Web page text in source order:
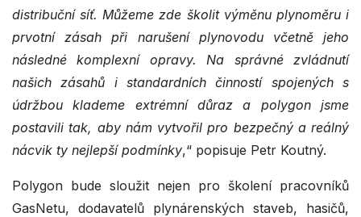
distribuční síť. Můžeme zde školit výměnu plynoměru i
prvotní zásah při narušení plynovodu včetně jeho
následné komplexní opravy. Na správné zvládnutí
našich zásahů i standardních činností spojených s
údržbou klademe extrémní důraz a polygon jsme
postavili tak, aby nám vytvořil pro bezpečný a reálný
nácvik ty nejlepší podmínky,“ popisuje Petr Koutný.
Polygon bude sloužit nejen pro školení pracovníků
GasNetu, dodavatelů plynárenských staveb, hasičů,